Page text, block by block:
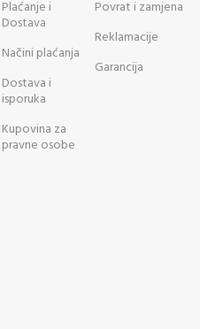
Plaćanje i
Dostava
Načini plaćanja
Dostava i
isporuka
Kupovina za
pravne osobe
Povrat i zamjena
Reklamacije
Garancija